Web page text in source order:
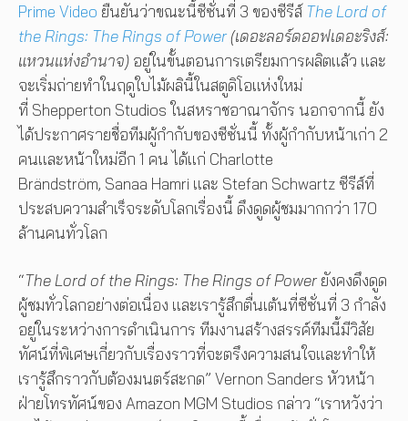
Prime Video ยืนยันว่าขณะนี้ซีซั่นที่ 3 ของซีรีส์ The Lord of
the Rings: The Rings of Power(เดอะลอร์ดออฟเดอะริงส์:
แหวนแห่งอำนาจ) อยู่ในขั้นตอนการเตรียมการผลิตแล้ว และ
จะเริ่มถ่ายทำในฤดูใบไม้ผลินี้ในสตูดิโอแห่งใหม่
ที่ Shepperton Studios ในสหราชอาณาจักร นอกจากนี้ ยัง
ได้ประกาศรายชื่อทีมผู้กำกับของซีซั่นนี้ ทั้งผู้กำกับหน้าเก่า 2
คนและหน้าใหม่อีก 1 คน ได้แก่ Charlotte
Brändström, Sanaa Hamri และ Stefan Schwartz ซีรีส์ที่
ประสบความสำเร็จระดับโลกเรื่องนี้ ดึงดูดผู้ชมมากกว่า 170
ล้านคนทั่วโลก
“The Lord of the Rings: The Rings of Powerยังคงดึงดูด
ผู้ชมทั่วโลกอย่างต่อเนื่อง และเรารู้สึกตื่นเต้นที่ซีซั่นที่ 3 กำลัง
อยู่ในระหว่างการดำเนินการ ทีมงานสร้างสรรค์ทีมนี้มีวิสัย
ทัศน์ที่พิเศษเกี่ยวกับเรื่องราวที่จะตรึงความสนใจและทำให้
เรารู้สึกราวกับต้องมนตร์สะกด” Vernon Sanders หัวหน้า
ฝ่ายโทรทัศน์ของ Amazon MGM Studios กล่าว “เราหวังว่า